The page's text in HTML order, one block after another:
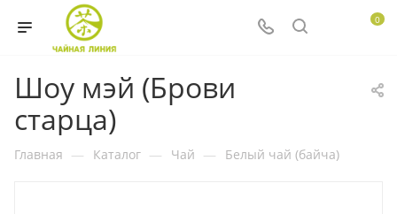
0
Шоу мэй (Брови
старца)
Главная — Каталог — Чай — Белый чай (байча)